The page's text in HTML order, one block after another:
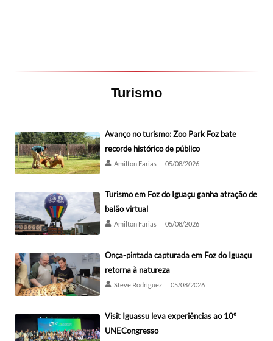
Turismo
Avanço no turismo: Zoo Park Foz bate
recorde histórico de público
Amilton Farias 05/08/2026
Turismo em Foz do Iguaçu ganha atração de
balão virtual
Amilton Farias 05/08/2026
Onça-pintada capturada em Foz do Iguaçu
retorna à natureza
Steve Rodríguez 05/08/2026
Visit Iguassu leva experiências ao 10º
UNECongresso